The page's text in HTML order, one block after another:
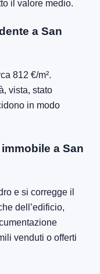
il valore medio.
a San
812 €/m².
vista, stato
in modo
a San
e si corregge il
dell’edificio,
venduti o offerti